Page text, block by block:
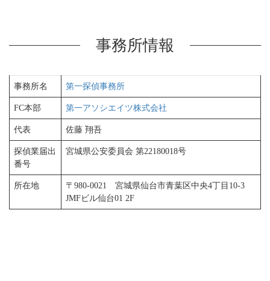
事務所情報
事務所名 第一探偵事務所
FC本部 第一アソシエイツ株式会社
代表 佐藤 翔吾
探偵業届出
番号
宮城県公安委員会 第22180018号
所在地
〒980-0021 宮城県仙台市青葉区中央4丁目10-3
JMFビル仙台01 2F